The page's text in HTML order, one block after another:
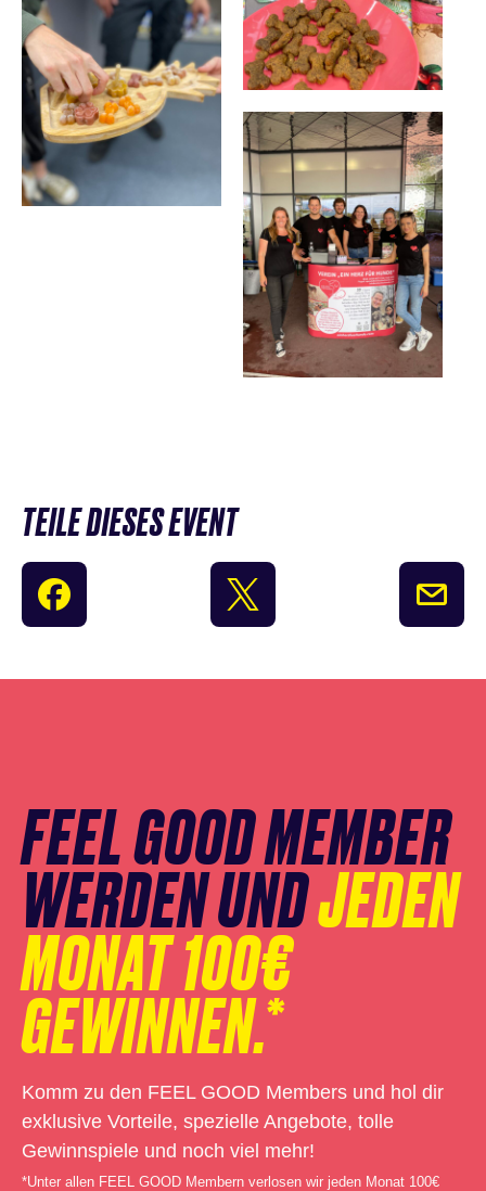
TEILE DIESES EVENT
FEEL GOOD MEMBER
WERDEN UNDJEDEN
MONAT 100€
GEWINNEN.*
Komm zu den FEEL GOOD Members und hol dir
exklusive Vorteile, spezielle Angebote, tolle
Gewinnspiele und noch viel mehr!
*Unter allen FEEL GOOD Membern verlosen wir jeden Monat 100€